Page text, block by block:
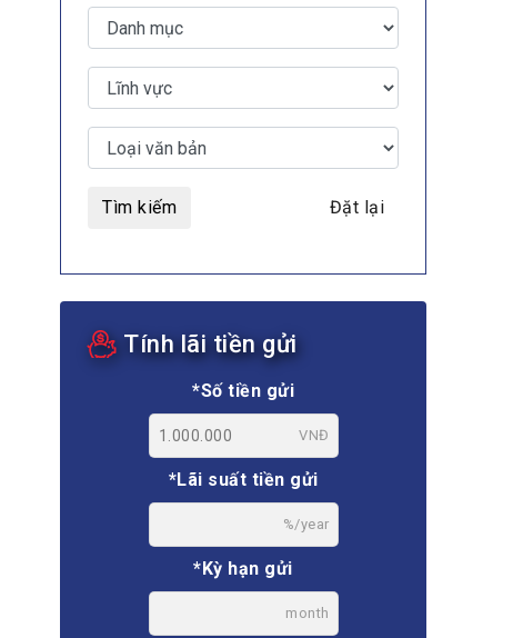
Tìm kiếm Đặt lại
Tính lãi tiền gửi
*Số tiền gửi
VNĐ
*Lãi suất tiền gửi
%/year
*Kỳ hạn gửi
month